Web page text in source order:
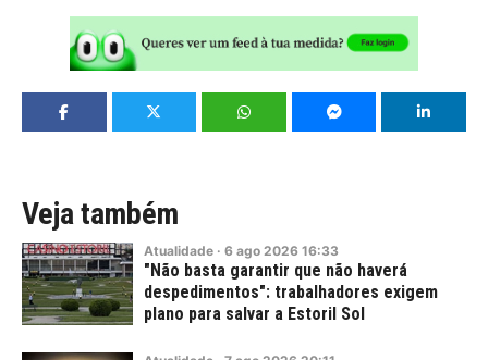
Veja também
Atualidade · 6 ago 2026 16:33
"Não basta garantir que não haverá
despedimentos": trabalhadores exigem
plano para salvar a Estoril Sol